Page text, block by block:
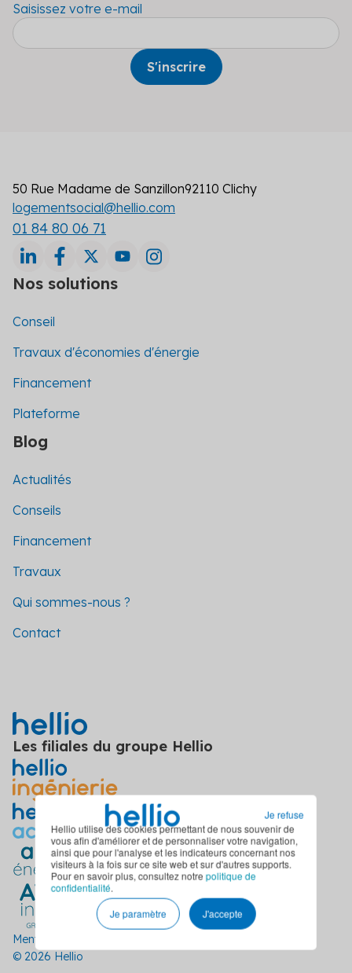
Hellio utilise des cookies permettant de nous souvenir de
vous afin d'améliorer et de personnaliser votre navigation,
ainsi que pour l'analyse et les indicateurs concernant nos
visiteurs à la fois sur ce site web et sur d'autres supports.
Pour en savoir plus, consultez notre politique de
confidentialité.
Je paramètre
J'accepte
Je refuse
Saisissez votre e-mail
50 Rue Madame de Sanzillon92110 Clichy
logementsocial@hellio.com
01 84 80 06 71
Nos solutions
Conseil
Travaux d'économies d'énergie
Financement
Plateforme
Blog
Actualités
Conseils
Financement
Travaux
Qui sommes-nous ?
Contact
Les filiales du groupe Hellio
Mentions légales
© 2026 Hellio